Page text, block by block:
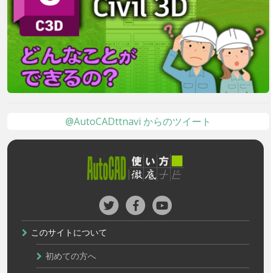
@AutoCADttnavi からのツイート
このサイトについて
初めての方へ